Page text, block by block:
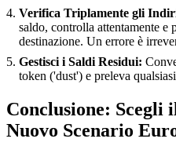
Verifica Triplamente gli
saldo, controlla attentamente
destinazione. Un errore è
Gestisci i Saldi Residui:
token ('dust') e preleva
Conclusione: Scegli
Nuovo Scenario